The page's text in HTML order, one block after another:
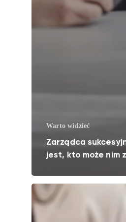
Warto widzieć
Zarządca
jest, kto może nim